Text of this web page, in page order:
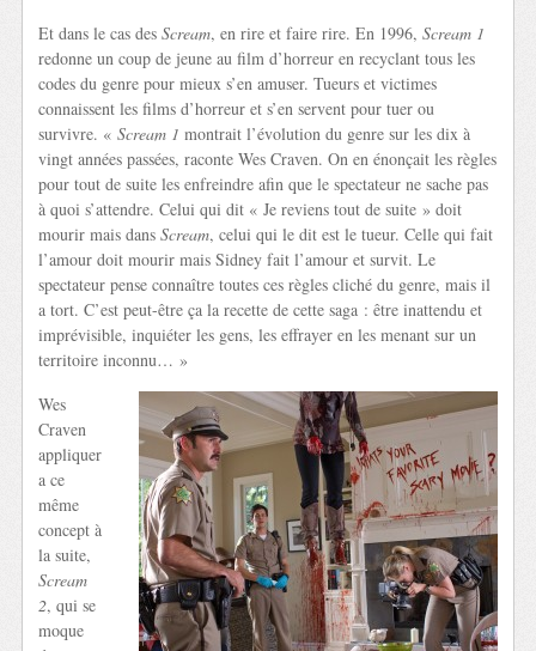
Et dans le cas desScream, en rire et faire rire. En 1996,Scream 1
redonne un coup de jeune au film d’horreur en recyclant tous les
codes du genre pour mieux s’en amuser. Tueurs et victimes
connaissent les films d’horreur et s’en servent pour tuer ou
survivre. «Scream 1 montrait l’évolution du genre sur les dix à
vingt années passées, raconte Wes Craven. On en énonçait les règles
pour tout de suite les enfreindre afin que le spectateur ne sache pas
à quoi s’attendre. Celui qui dit « Je reviens tout de suite » doit
mourir mais dansScream, celui qui le dit est le tueur. Celle qui fait
l’amour doit mourir mais Sidney fait l’amour et survit. Le
spectateur pense connaître toutes ces règles cliché du genre, mais il
a tort. C’est peut-être ça la recette de cette saga : être inattendu et
imprévisible, inquiéter les gens, les effrayer en les menant sur un
territoire inconnu… »
Wes
Craven
appliquer
a ce
même
concept à
la suite,
Scream
2, qui se
moque